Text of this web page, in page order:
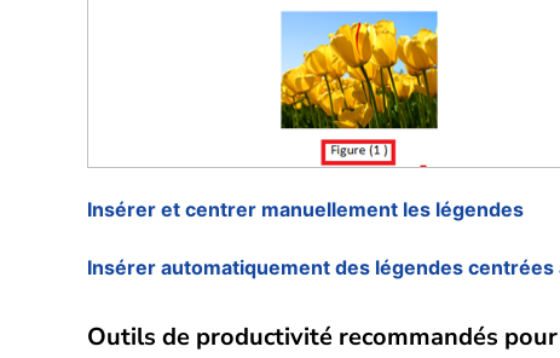
Insérer et centrer manuellement les légendes
Insérer automatiquement des légendes centrées
Outils de productivité recommandés